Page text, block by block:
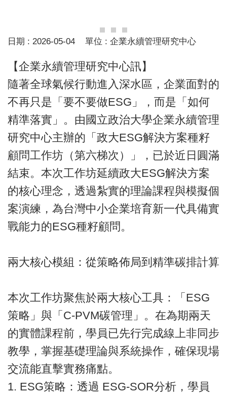
日期 : 2026-05-04 單位 : 企業永續管理研究中心
【企業永續管理研究中心訊】
隨著全球氣候行動進入深水區，企業面對的
不再只是「要不要做ESG」，而是「如何
精準落實」。由國立政治大學企業永續管理
研究中心主辦的「政大ESG解決方案種籽
顧問工作坊（第六梯次）」，已於近日圓滿
結束。本次工作坊延續政大ESG解決方案
的核心理念，透過紮實的理論課程與模擬個
案演練，為台灣中小企業培育新一代具備實
戰能力的ESG種籽顧問。
兩大核心模組：從策略佈局到精準碳排計算
本次工作坊聚焦於兩大核心工具：「ESG
策略」與「C-PVM碳管理」。在為期兩天
的實體課程前，學員已先行完成線上非同步
教學，掌握基礎理論與系統操作，確保現場
交流能直擊實務痛點。
1. ESG策略：透過 ESG-SOR分析，學員